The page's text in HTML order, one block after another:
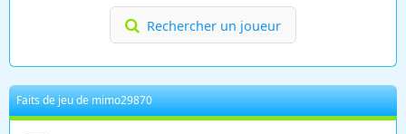
Rechercher un joueur
Faits de jeu de mimo29870